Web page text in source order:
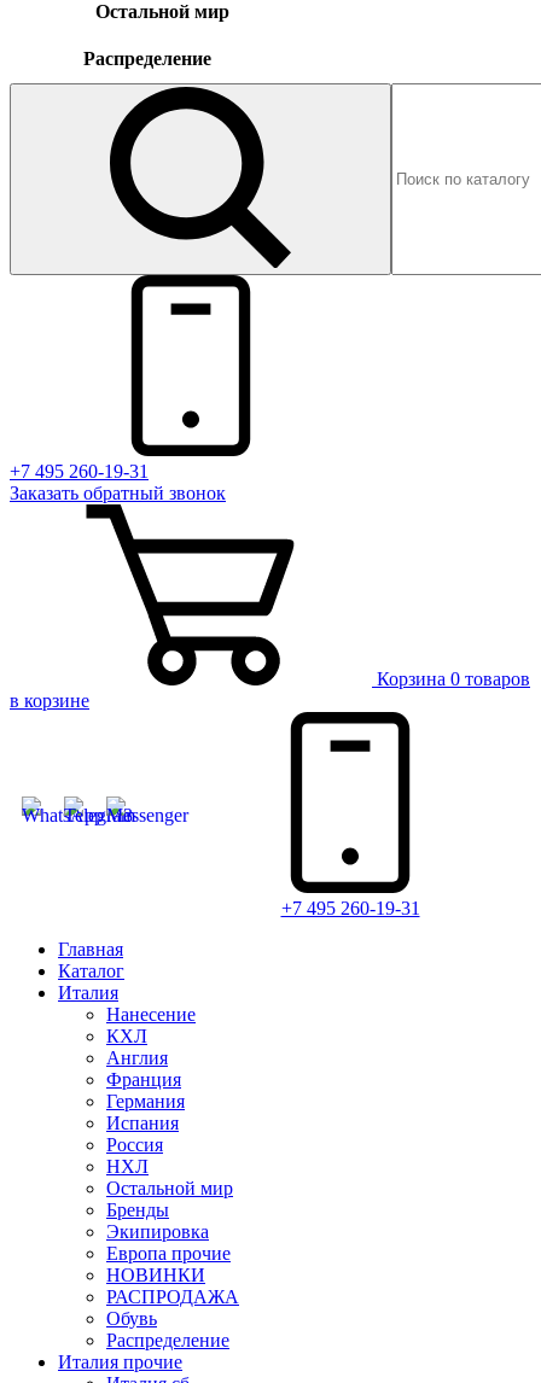
Остальной мир
Распределение
+7 495 260-19-31
Заказать обратный звонок
Корзина 0 товаров
в корзине
+7 495 260-19-31
Главная
Каталог
Италия
Нанесение
КХЛ
Англия
Франция
Германия
Испания
Россия
НХЛ
Остальной мир
Бренды
Экипировка
Европа прочие
НОВИНКИ
РАСПРОДАЖА
Обувь
Распределение
Италия прочие